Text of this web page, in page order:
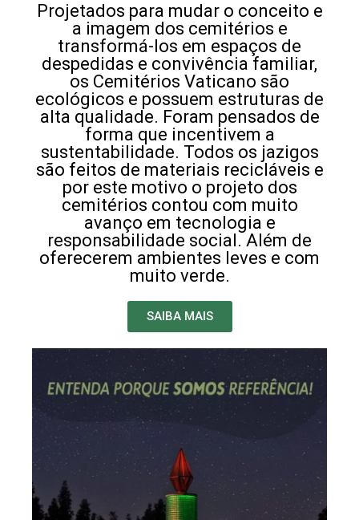
Projetados para mudar o conceito e
a imagem dos cemitérios e
transformá-los em espaços de
despedidas e convivência familiar,
os Cemitérios Vaticano são
ecológicos e possuem estruturas de
alta qualidade. Foram pensados de
forma que incentivem a
sustentabilidade. Todos os jazigos
são feitos de materiais recicláveis e
por este motivo o projeto dos
cemitérios contou com muito
avanço em tecnologia e
responsabilidade social. Além de
oferecerem ambientes leves e com
muito verde.
SAIBA MAIS